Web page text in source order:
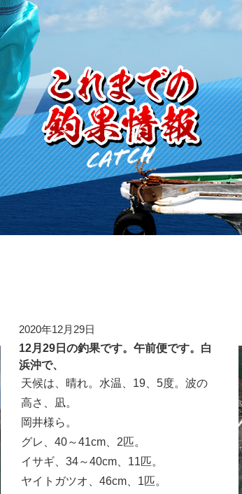
2020年12月29日
12月29日の釣果です。午前便です。白
浜沖で、
天候は、晴れ。水温、19、5度。波の
高さ、凪。
岡井様ら。
グレ、40～41cm、2匹。
イサギ、34～40cm、11匹。
ヤイトガツオ、46cm、1匹。